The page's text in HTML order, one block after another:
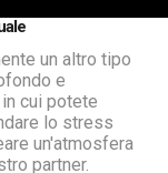
un altro tipo
e
cui potete
lo stress
un'atmosfera
partner.